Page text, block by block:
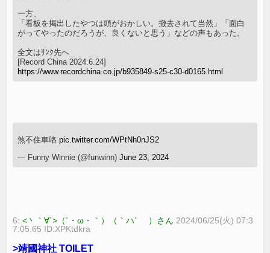
一方、
「看板を掲出したやつは頭がおかしい。撤去されて当然」「面白
がってやったのだろうが、良くないと思う」などの声もあった。
全文はﾘﾝｸ先へ
[Record China 2024.6.24]
https://www.recordchina.co.jp/b935849-s25-c30-d0165.html
煞不住車咯pic.twitter.com/WPtNh0nJS2
— Funny Winnie (@funwinn)June 23, 2024
6:<丶｀∀´>（´・ω・｀）（｀ハ´ ）さん 2024/06/25(火) 07:3
7:05.65 ID:XPKtdkra
>靖國神社 TOILET